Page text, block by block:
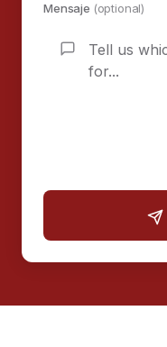
Mensaje (optional)